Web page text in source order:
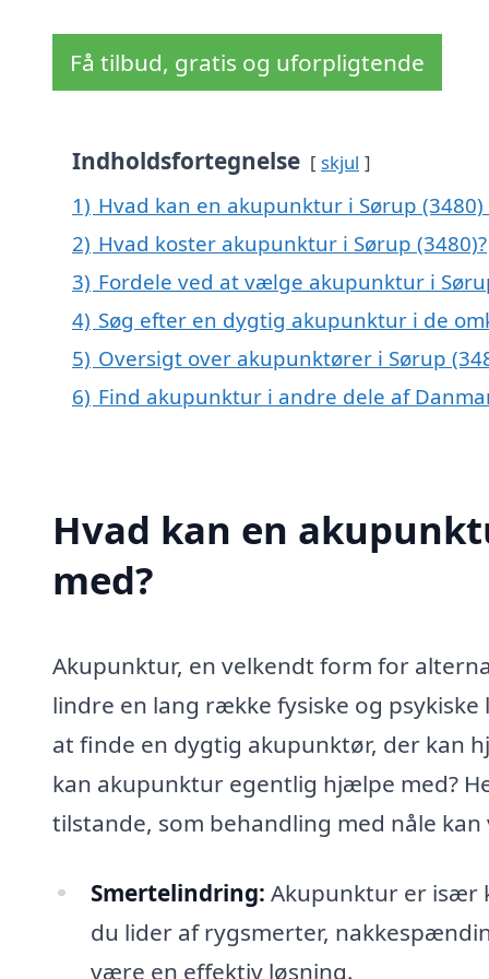
Få tilbud, gratis og uforpligtende
Indholdsfortegnelse skjul
1) Hvad kan en akupunktur i Sørup
2) Hvad koster akupunktur i Sørup (3480)?
3) Fordele ved at vælge akupunktur i
4) Søg efter en dygtig akupunktur i de
5) Oversigt over akupunktører i Sørup
6) Find akupunktur i andre dele af
Hvad kan en
med?
Akupunktur, en velkendt form for
lindre en lang række fysiske og
at finde en dygtig akupunktør, der kan
kan akupunktur egentlig hjælpe med?
tilstande, som behandling med nåle
Smertelindring: Akupunktur er især
du lider af rygsmerter,
være en effektiv løsning.